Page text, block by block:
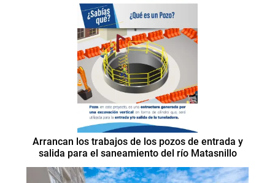
Arrancan los trabajos de los pozos de entrada y
salida para el saneamiento del río Matasnillo